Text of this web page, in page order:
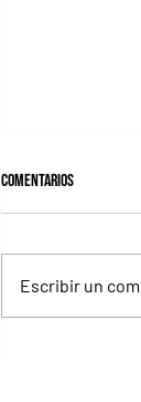
Comentarios
Escribir un